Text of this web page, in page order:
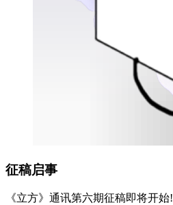
征稿启事
《立方》通讯第六期征稿即将开始!